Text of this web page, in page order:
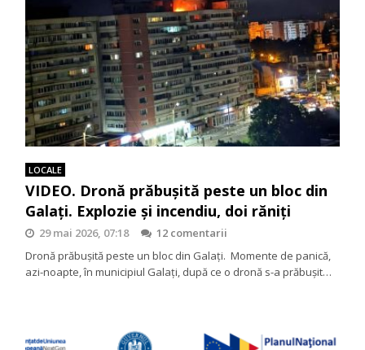
LOCALE
VIDEO. Dronă prăbușită peste un bloc din
Galați. Explozie și incendiu, doi răniţi
29 mai 2026, 07:18
12 comentarii
Dronă prăbușită peste un bloc din Galați. Momente de panică,
azi-noapte, în municipiul Galați, după ce o dronă s-a prăbușit…